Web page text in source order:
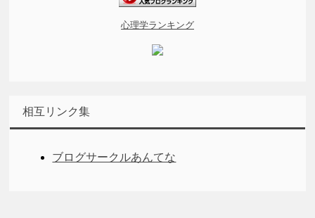
心理学ランキング
相互リンク集
ブログサークルあんてな